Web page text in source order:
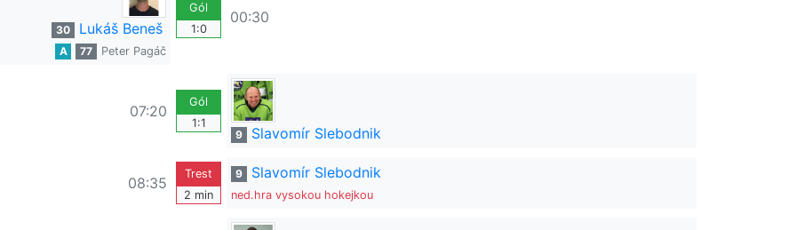
30 Lukáš Beneš
A 77 Peter Pagáč
Gól
1:0
00:30
07:20
Gól
1:1
9
Slavomír Slebodnik
08:35
Trest
2 min
9 Slavomír Slebodnik
ned.hra vysokou hokejkou